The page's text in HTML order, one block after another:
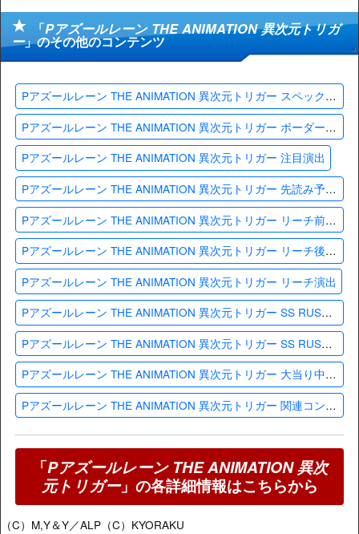
「Pアズールレーン THE ANIMATION 異次元トリガ
ー」のその他のコンテンツ
Pアズールレーン THE ANIMATION 異次元トリガー スペック・カスタム
Pアズールレーン THE ANIMATION 異次元トリガー ボーダー・ハマリ確率
Pアズールレーン THE ANIMATION 異次元トリガー 注目演出
Pアズールレーン THE ANIMATION 異次元トリガー 先読み予告│保留 チャンス目
Pアズールレーン THE ANIMATION 異次元トリガー リーチ前予告
Pアズールレーン THE ANIMATION 異次元トリガー リーチ後予告
Pアズールレーン THE ANIMATION 異次元トリガー リーチ演出
Pアズールレーン THE ANIMATION 異次元トリガー SS RUSHチャレンジ(時短)
Pアズールレーン THE ANIMATION 異次元トリガー SS RUSH(ST)
Pアズールレーン THE ANIMATION 異次元トリガー 大当り中演出(昇格演出)
Pアズールレーン THE ANIMATION 異次元トリガー 関連コンテンツ
「Pアズールレーン THE ANIMATION 異次
元トリガー」の各詳細情報はこちらから
（C）M,Y＆Y／ALP（C）KYORAKU